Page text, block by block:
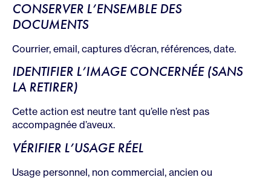
CONSERVER L’ENSEMBLE DES
DOCUMENTS
Courrier, email, captures d’écran, références, date.
IDENTIFIER L’IMAGE CONCERNÉE (SANS
LA RETIRER)
Cette action est neutre tant qu’elle n’est pas
accompagnée d’aveux.
VÉRIFIER L’USAGE RÉEL
Usage personnel, non commercial, ancien ou